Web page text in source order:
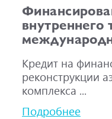
внутреннего
Кредит на
реконструкции
комплекса ...
Подробнее